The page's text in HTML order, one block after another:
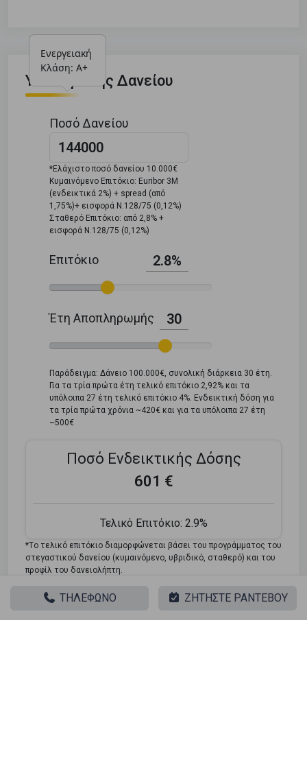
Ενεργειακή
Κλάση: Α+
Υπολογιστής Δανείου
Ποσό Δανείου
*Ελάχιστο ποσό δανείου 10.000€
Κυμαινόμενο Επιτόκιο: Euribor 3M
(ενδεικτικά 2%) + spread (από
1,75%)+ εισφορά Ν.128/75 (0,12%)
Σταθερό Επιτόκιο: από 2,8% +
εισφορά Ν.128/75 (0,12%)
Επιτόκιο 2.8%
Έτη Αποπληρωμής 30
Παράδειγμα: Δάνειο 100.000€, συνολική διάρκεια 30 έτη.
Για τα τρία πρώτα έτη τελικό επιτόκιο 2,92% και τα
υπόλοιπα 27 έτη τελικό επιτόκιο 4%. Ενδεικτική δόση για
τα τρία πρώτα χρόνια ~420€ και για τα υπόλοιπα 27 έτη
~500€
Ποσό Ενδεικτικής Δόσης
601 €
Τελικό Επιτόκιο: 2.9%
*Tο τελικό επιτόκιο διαμορφώνεται βάσει του προγράμματος του
στεγαστικού δανείου (κυμαινόμενο, υβριδικό, σταθερό) και του
προφίλ του δανειολήπτη.
Ψάχνετε για το τέλειο σπίτι; Λάβετε τη χρηματοδότηση
που χρειάζεστε! Κάντε κλικ στο κουμπί παρακάτω για
ΤΗΛΕΦΩΝΟ ΖΗΤΗΣΤΕ ΡΑΝΤΕΒΟΥ